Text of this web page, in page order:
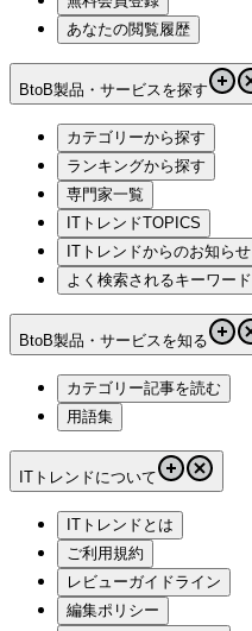
あなたの閲覧履歴
BtoB製品・サービスを探す
カテゴリーから探す
ランキングから探す
専門家一覧
ITトレンドTOPICS
ITトレンドからのお知らせ
よく検索されるキーワード
BtoB製品・サービスを知る
カテゴリー記事を読む
用語集
ITトレンドについて
ITトレンドとは
ご利用規約
レビューガイドライン
編集ポリシー